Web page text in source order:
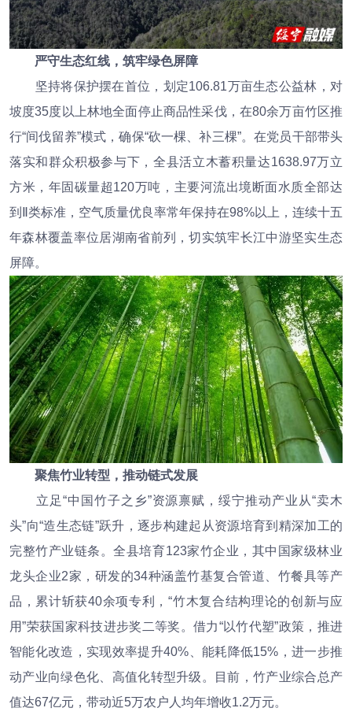
严守生态红线，筑牢绿色屏障
坚持将保护摆在首位，划定106.81万亩生态公益林，对
坡度35度以上林地全面停止商品性采伐，在80余万亩竹区推
行“间伐留养”模式，确保“砍一棵、补三棵”。在党员干部带头
落实和群众积极参与下，全县活立木蓄积量达1638.97万立
方米，年固碳量超120万吨，主要河流出境断面水质全部达
到Ⅱ类标准，空气质量优良率常年保持在98%以上，连续十五
年森林覆盖率位居湖南省前列，切实筑牢长江中游坚实生态
屏障。
聚焦竹业转型，推动链式发展
立足“中国竹子之乡”资源禀赋，绥宁推动产业从“卖木
头”向“造生态链”跃升，逐步构建起从资源培育到精深加工的
完整竹产业链条。全县培育123家竹企业，其中国家级林业
龙头企业2家，研发的34种涵盖竹基复合管道、竹餐具等产
品，累计斩获40余项专利，“竹木复合结构理论的创新与应
用”荣获国家科技进步奖二等奖。借力“以竹代塑”政策，推进
智能化改造，实现效率提升40%、能耗降低15%，进一步推
动产业向绿色化、高值化转型升级。目前，竹产业综合总产
值达67亿元，带动近5万农户人均年增收1.2万元。